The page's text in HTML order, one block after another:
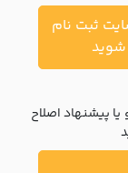
ثبت نام
شوید
پیشنهاد اصلاح